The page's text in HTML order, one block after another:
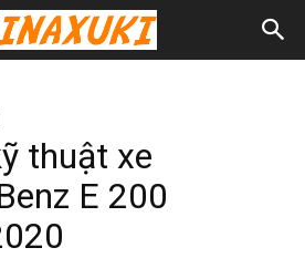
thuật xe
E 200